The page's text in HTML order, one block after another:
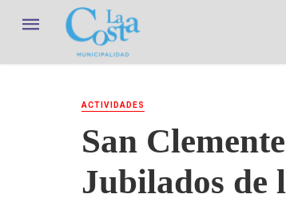
ACTIVIDADES
San
Jubilados de